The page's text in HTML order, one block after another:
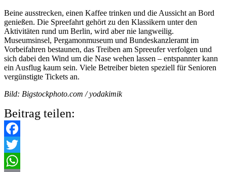
Beine ausstrecken, einen Kaffee trinken und die Aussicht an Bord
genießen. Die Spreefahrt gehört zu den Klassikern unter den
Aktivitäten rund um Berlin, wird aber nie langweilig.
Museumsinsel, Pergamonmuseum und Bundeskanzleramt im
Vorbeifahren bestaunen, das Treiben am Spreeufer verfolgen und
sich dabei den Wind um die Nase wehen lassen – entspannter kann
ein Ausflug kaum sein. Viele Betreiber bieten speziell für Senioren
vergünstigte Tickets an.
Bild: Bigstockphoto.com / yodakimik
Beitrag teilen:
Facebook
Twitter